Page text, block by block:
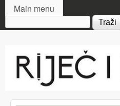
MAIN MENU
Main menu
Search form